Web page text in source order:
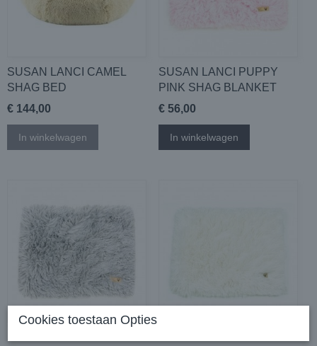
SUSAN LANCI CAMEL
SHAG BED
€ 144,00
In winkelwagen
SUSAN LANCI PUPPY
PINK SHAG BLANKET
€ 56,00
In winkelwagen
Cookies toestaan Opties